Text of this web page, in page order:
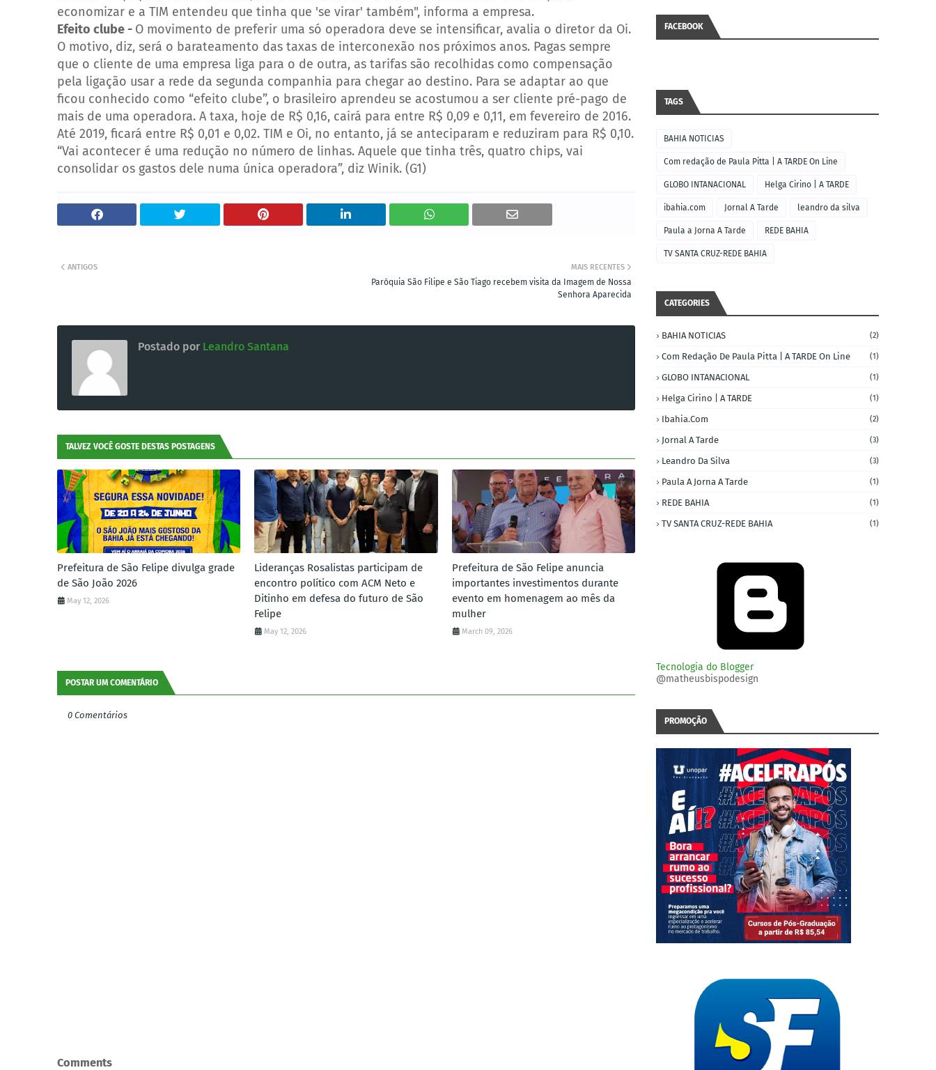
economizar e a TIM entendeu que tinha que 'se virar' também", informa a empresa.
Efeito clube - O movimento de preferir uma só operadora deve se intensificar, avalia o diretor da Oi.
O motivo, diz, será o barateamento das taxas de interconexão nos próximos anos. Pagas sempre
que o cliente de uma empresa liga para o de outra, as tarifas são recolhidas como compensação
pela ligação usar a rede da segunda companhia para chegar ao destino. Para se adaptar ao que
ficou conhecido como “efeito clube”, o brasileiro aprendeu se acostumou a ser cliente pré-pago de
mais de uma operadora. A taxa, hoje de R$ 0,16, cairá para entre R$ 0,09 e 0,11, em fevereiro de 2016.
Até 2019, ficará entre R$ 0,01 e 0,02. TIM e Oi, no entanto, já se anteciparam e reduziram para R$ 0,10.
“Vai acontecer é uma redução no número de linhas. Aquele que tinha três, quatro chips, vai
consolidar os gastos dele numa única operadora”, diz Winik. (G1)
MAIS RECENTES
Paróquia São Filipe e São Tiago recebem visita da Imagem de Nossa
Senhora Aparecida
ANTIGOS
Postado por Leandro Santana
TALVEZ VOCÊ GOSTE DESTAS POSTAGENS
Prefeitura de São Felipe divulga grade
de São João 2026
May 12, 2026
Lideranças Rosalistas participam de
encontro político com ACM Neto e
Ditinho em defesa do futuro de São
Felipe
May 12, 2026
Prefeitura de São Felipe anuncia
importantes investimentos durante
evento em homenagem ao mês da
mulher
March 09, 2026
POSTAR UM COMENTÁRIO
0 Comentários
Comments
FACEBOOK
TAGS
BAHIA NOTICIAS
Com redação de Paula Pitta | A TARDE On Line
GLOBO INTANACIONAL Helga Cirino | A TARDE
ibahia.com Jornal A Tarde leandro da silva
Paula a Jorna A Tarde REDE BAHIA
TV SANTA CRUZ-REDE BAHIA
CATEGORIES
BAHIA NOTICIAS (2)
Com Redação De Paula Pitta | A TARDE On Line (1)
GLOBO INTANACIONAL (1)
Helga Cirino | A TARDE (1)
Ibahia.com (2)
Jornal A Tarde (3)
Leandro Da Silva (3)
Paula A Jorna A Tarde (1)
REDE BAHIA (1)
TV SANTA CRUZ-REDE BAHIA (1)
Tecnologia do Blogger
@matheusbispodesign
PROMOÇÃO